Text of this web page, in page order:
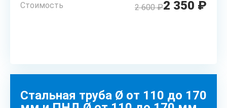
Стоимость 2 600 ₽2 350 ₽
Стальная труба Ø от 110 до 170